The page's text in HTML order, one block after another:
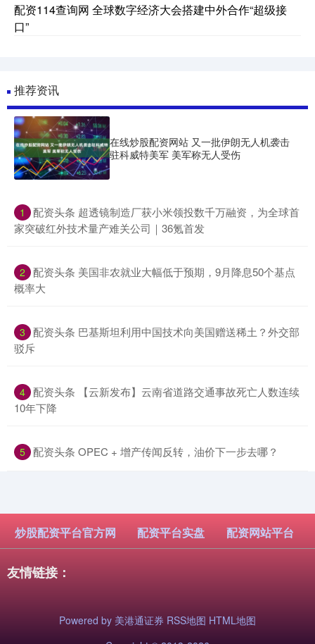
配资114查询网 全球数字经济大会搭建中外合作“超级接
口”
推荐资讯
在线炒股配资网站 又一批伊朗无人机袭击
驻科威特美军 美军称无人受伤
1
​配资头条 超透镜制造厂获小米领投数千万融资，为全球首
家突破红外技术量产难关公司｜36氪首发
2 ​配资头条 美国非农就业大幅低于预期，9月降息50个基点
概率大
3 ​配资头条 巴基斯坦利用中国技术向美国赠送稀土？外交部
驳斥
4 ​配资头条 【云新发布】云南省道路交通事故死亡人数连续
10年下降
5 ​配资头条 OPEC + 增产传闻反转，油价下一步去哪？
炒股配资平台官方网 配资平台实盘 配资网站平台
友情链接：
Powered by 美港通证券 RSS地图 HTML地图